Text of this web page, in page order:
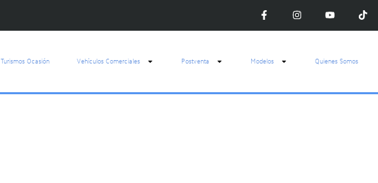
Turismos Ocasión Vehículos Comerciales Postventa Modelos Quienes Somos